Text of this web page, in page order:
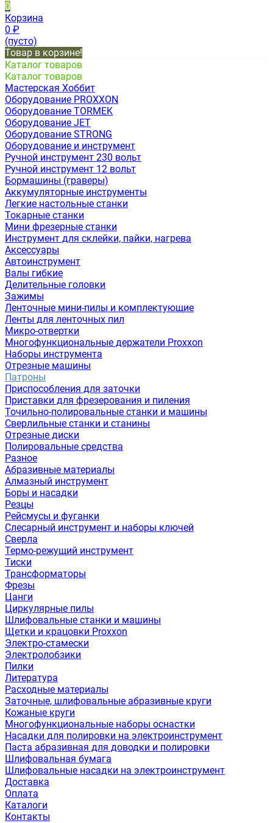
0
Корзина
0 ₽
(пусто)
Товар в корзине!
Каталог товаров
Каталог товаров
Мастерская Хоббит
Оборудование PROXXON
Оборудование TORMEK
Оборудование JET
Оборудование STRONG
Оборудование и инструмент
Ручной инструмент 230 вольт
Ручной инструмент 12 вольт
Бормашины (граверы)
Аккумуляторные инструменты
Легкие настольные станки
Токарные станки
Мини фрезерные станки
Инструмент для склейки, пайки, нагрева
Аксессуары
Автоинструмент
Валы гибкие
Делительные головки
Зажимы
Ленточные мини-пилы и комплектующие
Ленты для ленточных пил
Микро-отвертки
Многофункциональные держатели Proxxon
Наборы инструмента
Отрезные машины
Патроны
Приспособления для заточки
Приставки для фрезерования и пиления
Точильно-полировальные станки и машины
Сверлильные станки и станины
Отрезные диски
Полировальные средства
Разное
Абразивные материалы
Алмазный инструмент
Боры и насадки
Резцы
Рейсмусы и фуганки
Слесарный инструмент и наборы ключей
Сверла
Термо-режущий инструмент
Тиски
Трансформаторы
Фрезы
Цанги
Циркулярные пилы
Шлифовальные станки и машины
Щетки и крацовки Proxxon
Электро-стамески
Электролобзики
Пилки
Литература
Расходные материалы
Заточные, шлифовальные абразивные круги
Кожаные круги
Многофункциональные наборы оснастки
Насадки для полировки на электроинструмент
Паста абразивная для доводки и полировки
Шлифовальная бумага
Шлифовальные насадки на электроинструмент
Доставка
Оплата
Каталоги
Контакты